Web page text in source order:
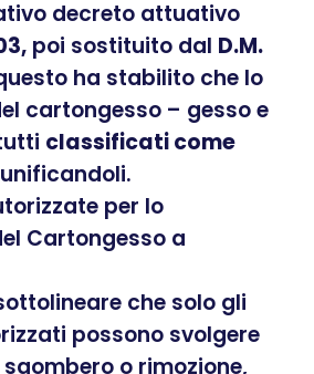
decreto attuativo
poi sostituito dal D.M.
ha stabilito che lo
cartongesso – gesso e
classificati come
unificandoli.
per lo
Cartongesso a
che solo gli
possono svolgere
o rimozione,